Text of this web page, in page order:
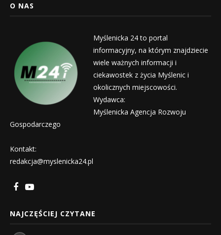
O NAS
Myślenicka 24 to portal
informacyjny, na którym znajdziecie
wiele ważnych informacji i
ciekawostek z życia Myślenic i
okolicznych miejscowości.
Wydawca:
Myślenicka Agencja Rozwoju
Gospodarczego
Kontakt:
redakcja@myslenicka24.pl
NAJCZĘŚCIEJ CZYTANE